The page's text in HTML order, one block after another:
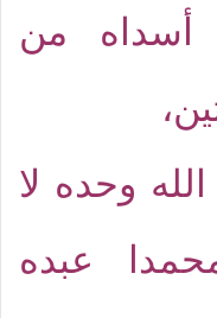
أسداه من
وحده لا
عبده